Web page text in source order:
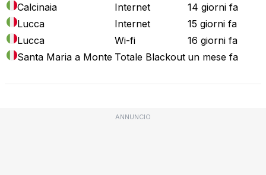
Calcinaia
Internet
14 giorni fa
Lucca
Internet
15 giorni fa
Lucca
Wi-fi
16 giorni fa
Santa Maria a Monte Totale Blackout un mese fa
ANNUNCIO